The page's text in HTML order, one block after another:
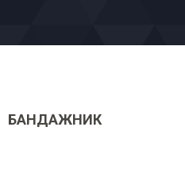
БАНДАЖНИК